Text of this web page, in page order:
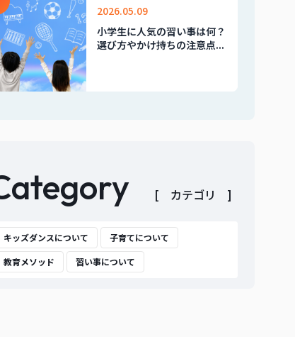
2026.05.09
小学生に人気の習い事は何？
選び方やかけ持ちの注意点...
[ カテゴリ ]
キッズダンスについて
子育てについて
教育メソッド
習い事について